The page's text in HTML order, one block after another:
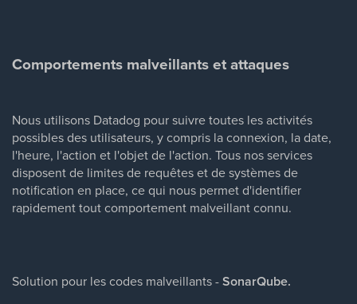
Comportements malveillants et attaques
Nous utilisons Datadog pour suivre toutes les activités
possibles des utilisateurs, y compris la connexion, la date,
l'heure, l'action et l'objet de l'action. Tous nos services
disposent de limites de requêtes et de systèmes de
notification en place, ce qui nous permet d'identifier
rapidement tout comportement malveillant connu.
Solution pour les codes malveillants -SonarQube.